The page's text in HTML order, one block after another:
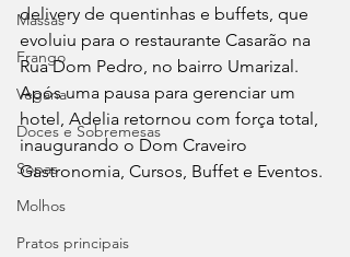
Massas
Frango
Vegana
Doces e Sobremesas
Sopas
Molhos
Pratos principais
delivery de quentinhas e buffets, que
evoluiu para o restaurante Casarão na
Rua Dom Pedro, no bairro Umarizal.
Após uma pausa para gerenciar um
hotel, Adelia retornou com força total,
inaugurando o Dom Craveiro
Gastronomia, Cursos, Buffet e Eventos.